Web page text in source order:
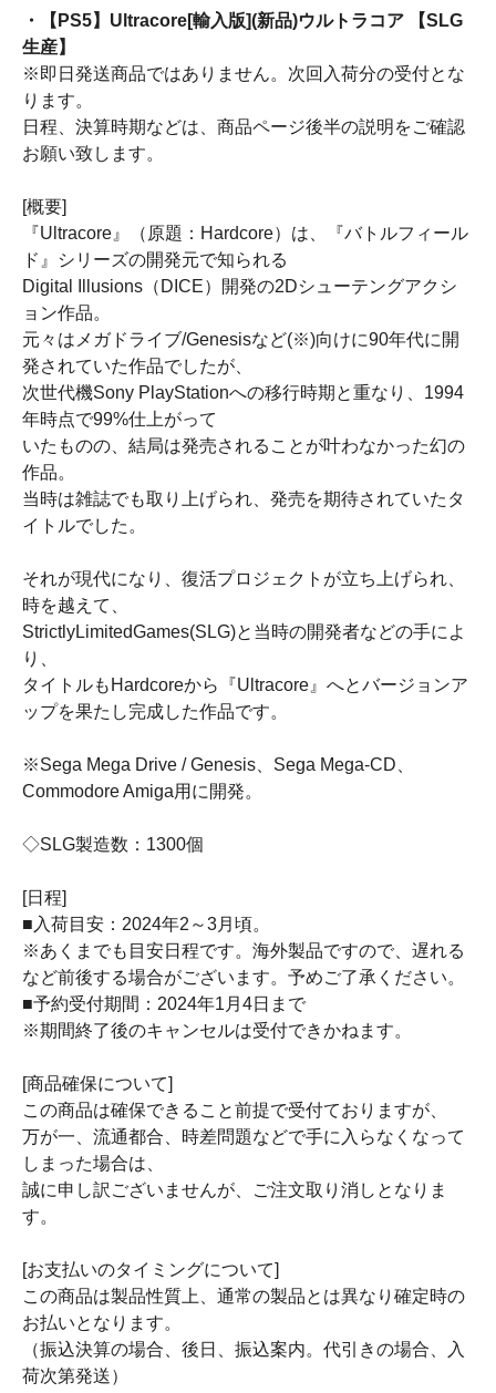
・【PS5】Ultracore[輸入版](新品)ウルトラコア 【SLG
生産】
※即日発送商品ではありません。次回入荷分の受付とな
ります。
日程、決算時期などは、商品ページ後半の説明をご確認
お願い致します。
[概要]
『Ultracore』（原題：Hardcore）は、『バトルフィール
ド』シリーズの開発元で知られる
Digital Illusions（DICE）開発の2Dシューテングアクシ
ョン作品。
元々はメガドライブ/Genesisなど(※)向けに90年代に開
発されていた作品でしたが、
次世代機Sony PlayStationへの移行時期と重なり、1994
年時点で99%仕上がって
いたものの、結局は発売されることが叶わなかった幻の
作品。
当時は雑誌でも取り上げられ、発売を期待されていたタ
イトルでした。
それが現代になり、復活プロジェクトが立ち上げられ、
時を越えて、
StrictlyLimitedGames(SLG)と当時の開発者などの手によ
り、
タイトルもHardcoreから『Ultracore』へとバージョンア
ップを果たし完成した作品です。
※Sega Mega Drive / Genesis、Sega Mega-CD、
Commodore Amiga用に開発。
◇SLG製造数：1300個
[日程]
■入荷目安：2024年2～3月頃。
※あくまでも目安日程です。海外製品ですので、遅れる
など前後する場合がございます。予めご了承ください。
■予約受付期間：2024年1月4日まで
※期間終了後のキャンセルは受付できかねます。
[商品確保について]
この商品は確保できること前提で受付ておりますが、
万が一、流通都合、時差問題などで手に入らなくなって
しまった場合は、
誠に申し訳ございませんが、ご注文取り消しとなりま
す。
[お支払いのタイミングについて]
この商品は製品性質上、通常の製品とは異なり確定時の
お払いとなります。
（振込決算の場合、後日、振込案内。代引きの場合、入
荷次第発送）